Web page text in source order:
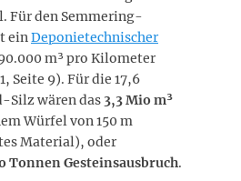
Für den Semmering-
einDeponietechnischer
m³ pro Kilometer
Seite 9). Für die 17,6
Silz wären das 3,3 Mio m³
Würfel von 150 m
Material), oder
Tonnen Gesteinsausbruch.